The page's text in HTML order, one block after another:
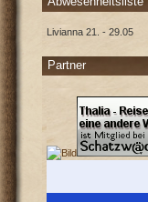
Livianna 21. - 29.05
Partner